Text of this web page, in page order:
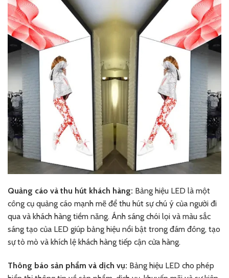
Quảng cáo và thu hút khách hàng: Bảng hiệu LED là một
công cụ quảng cáo mạnh mẽ để thu hút sự chú ý của người đi
qua và khách hàng tiềm năng. Ánh sáng chói lọi và màu sắc
sáng tạo của LED giúp bảng hiệu nổi bật trong đám đông, tạo
sự tò mò và khích lệ khách hàng tiếp cận cửa hàng.
Thông báo sản phẩm và dịch vụ: Bảng hiệu LED cho phép